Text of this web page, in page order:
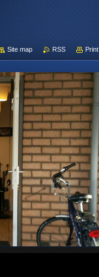
Site map RSS Print